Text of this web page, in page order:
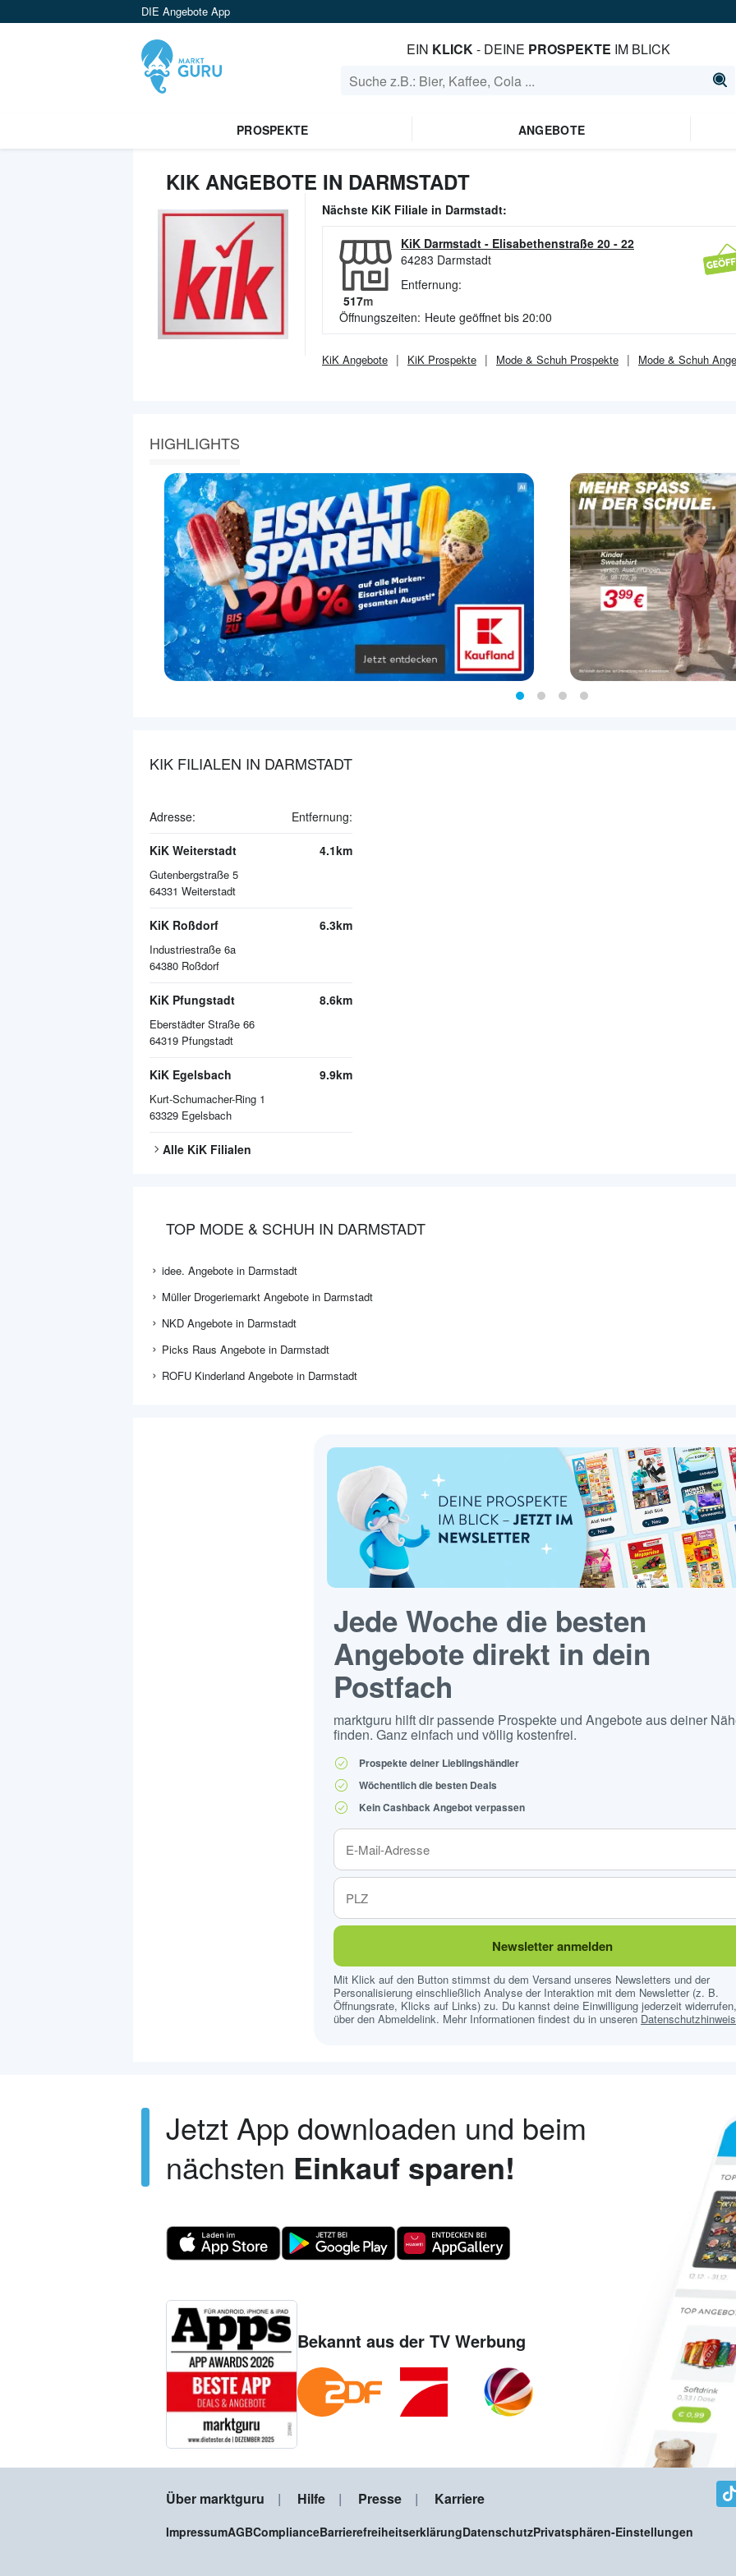
DIE Angebote App
EIN KLICK- DEINE PROSPEKTE IM BLICK
PROSPEKTE ANGEBOTE
KIK ANGEBOTE IN DARMSTADT
Nächste KiK Filiale in Darmstadt:
KiK Darmstadt - Elisabethenstraße 20 - 22
64283 Darmstadt
Entfernung:
517m
Öffnungszeiten: Heute geöffnet bis 20:00
KiK Angebote KiK Prospekte Mode & Schuh Prospekte Mode & Schuh
HIGHLIGHTS
KIK FILIALEN IN DARMSTADT
Adresse: Entfernung:
KiK Weiterstadt
Gutenbergstraße 5
64331 Weiterstadt
4.1km
KiK Roßdorf
Industriestraße 6a
64380 Roßdorf
6.3km
KiK Pfungstadt
Eberstädter Straße 66
64319 Pfungstadt
8.6km
KiK Egelsbach
Kurt-Schumacher-Ring 1
63329 Egelsbach
9.9km
Alle KiK Filialen
TOP MODE & SCHUH IN DARMSTADT
idee. Angebote in Darmstadt
Müller Drogeriemarkt Angebote in Darmstadt
NKD Angebote in Darmstadt
Picks Raus Angebote in Darmstadt
ROFU Kinderland Angebote in Darmstadt
Jede Woche die besten
Angebote direkt in dein
Postfach
marktguru hilft dir passende Prospekte und Angebote aus deiner
finden. Ganz einfach und völlig kostenfrei.
Prospekte deiner Lieblingshändler
Wöchentlich die besten Deals
Kein Cashback Angebot verpassen
Newsletter anmelden
Mit Klick auf den Button stimmst du dem Versand unseres Newsletters und der
Personalisierung einschließlich Analyse der Interaktion mit dem Newsletter (z. B.
Öffnungsrate, Klicks auf Links) zu. Du kannst deine Einwilligung jederzeit
über den Abmeldelink. Mehr Informationen findest du in unseren
Jetzt App downloaden und beim
nächsten Einkauf sparen!
Bekannt aus der TV Werbung
Über marktguru Hilfe Presse Karriere
ImpressumAGBComplianceBarrierefreiheitserklärungDatenschutzPrivatsphären-Einstellungen